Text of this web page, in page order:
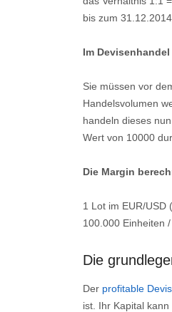
bis zum
Im
Sie müssen vor
Handelsvolumen
handeln dieses
Wert von 10000
Die Margin
1 Lot im EUR/USD
100.000 Einheiten
Die
Der profitable
ist. Ihr Kapital